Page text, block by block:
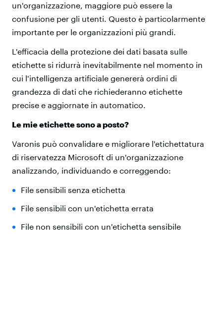
un'organizzazione, maggiore può essere la
confusione per gli utenti. Questo è particolarmente
importante per le organizzazioni più grandi.
L'efficacia della protezione dei dati basata sulle
etichette si ridurrà inevitabilmente nel momento in
cui l'intelligenza artificiale genererà ordini di
grandezza di dati che richiederanno etichette
precise e aggiornate in automatico.
Le mie etichette sono a posto?
Varonis può convalidare e migliorare l'etichettatura
di riservatezza Microsoft di un'organizzazione
analizzando, individuando e correggendo:
File sensibili senza etichetta
File sensibili con un'etichetta errata
File non sensibili con un'etichetta sensibile